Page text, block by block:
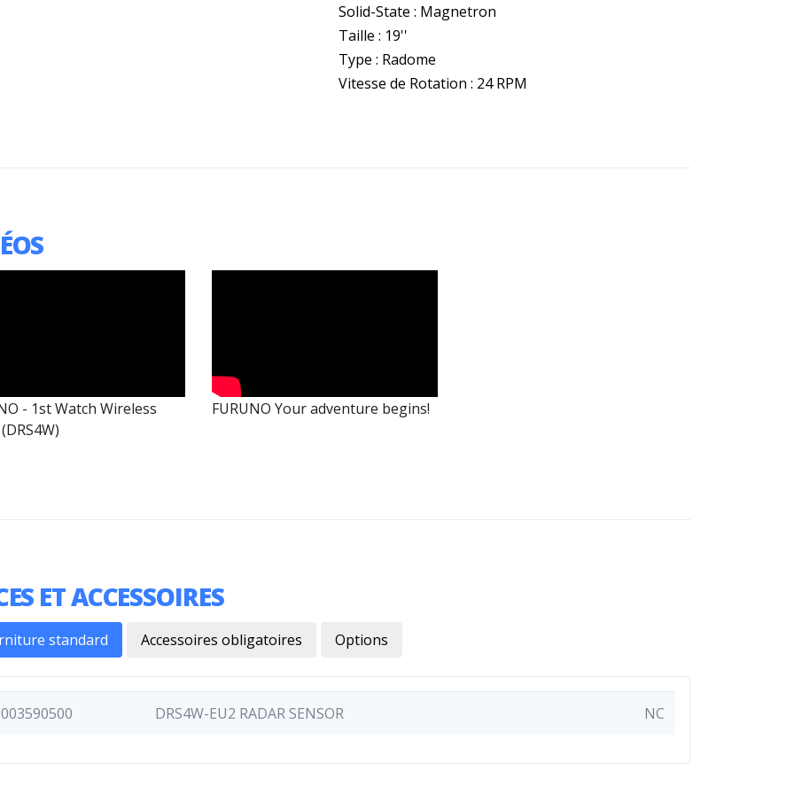
Solid-State : Magnetron
Taille : 19''
Type : Radome
Vitesse de Rotation : 24 RPM
- 1st Watch Wireless
FURUNO Your adventure begins!
ET ACCESSOIRES
standard Accessoires obligatoires Options
DRS4W-EU2 RADAR SENSOR NC